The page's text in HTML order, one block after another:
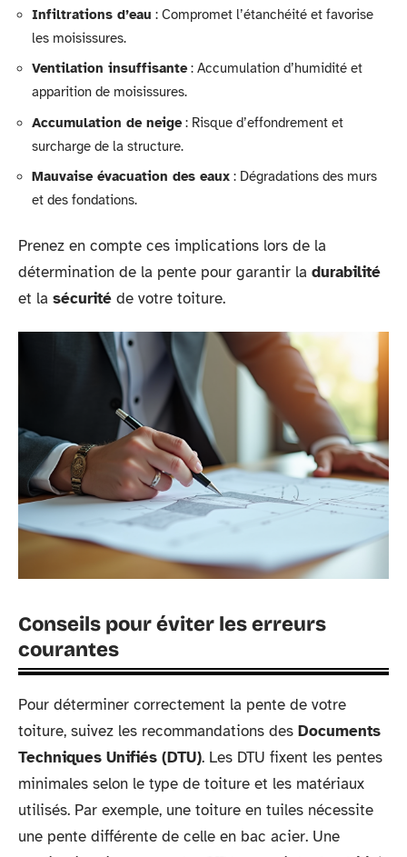
Infiltrations d’eau : Compromet l’étanchéité et favorise
les moisissures.
Ventilation insuffisante: Accumulation d’humidité et
apparition de moisissures.
Accumulation de neige: Risque d’effondrement et
surcharge de la structure.
Mauvaise évacuation des eaux : Dégradations des murs
et des fondations.
Prenez en compte ces implications lors de la
détermination de la pente pour garantir la durabilité
et la sécurité de votre toiture.
Conseils pour éviter les erreurs
courantes
Pour déterminer correctement la pente de votre
toiture, suivez les recommandations des Documents
Techniques Unifiés (DTU). Les DTU fixent les pentes
minimales selon le type de toiture et les matériaux
utilisés. Par exemple, une toiture en tuiles nécessite
une pente différente de celle en bac acier. Une